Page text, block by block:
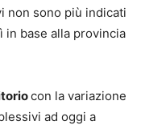
non sono più indicati
in base alla provincia
con la variazione
ad oggi a